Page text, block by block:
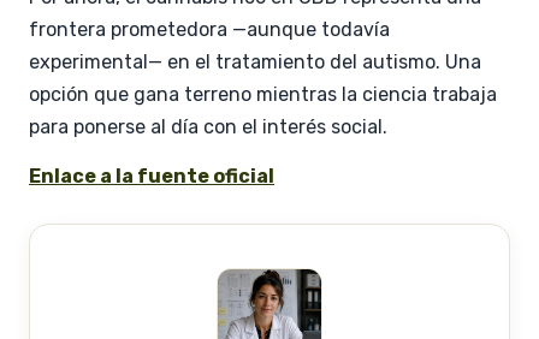
frontera prometedora —aunque todavía
experimental— en el tratamiento del autismo. Una
opción que gana terreno mientras la ciencia trabaja
para ponerse al día con el interés social.
Enlace a la fuente oficial